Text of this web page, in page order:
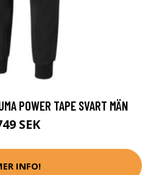
POWER TAPE SVART MÄN
SEK
INFO!